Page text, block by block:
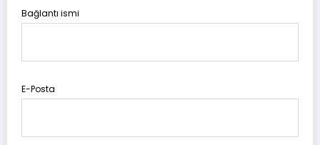
Bağlantı ismi
E-Posta